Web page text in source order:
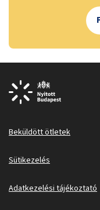
Beküldött ötletek
Sütikezelés
Adatkezelési tájékoztató